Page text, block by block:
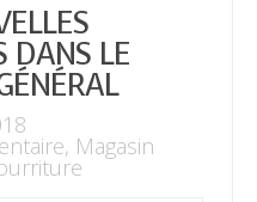
DANS LE
, Magasin